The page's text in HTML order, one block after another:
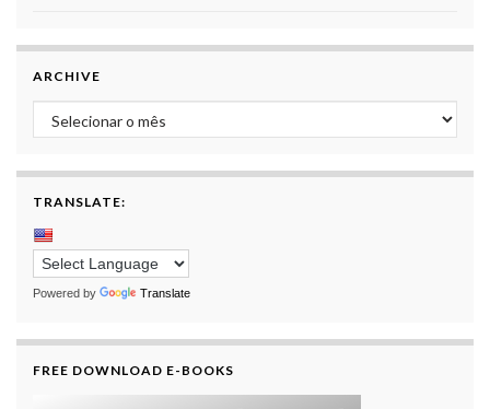
ARCHIVE
Archive
TRANSLATE:
Powered by Translate
FREE DOWNLOAD E-BOOKS